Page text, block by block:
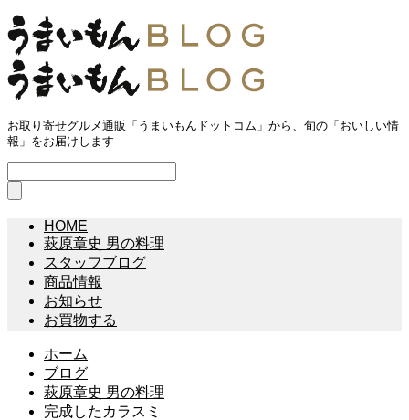
お取り寄せグルメ通販「うまいもんドットコム」から、旬の「おいしい情
報」をお届けします
HOME
萩原章史 男の料理
スタッフブログ
商品情報
お知らせ
お買物する
ホーム
ブログ
萩原章史 男の料理
完成したカラスミ